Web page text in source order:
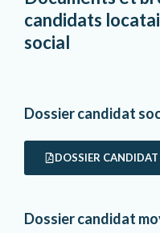
candidats
social
Dossier candidat
DOSSIER
Dossier candidat